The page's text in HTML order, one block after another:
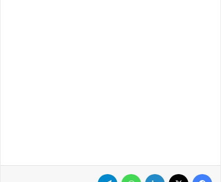
فيسبوك لينكدإن واتساب